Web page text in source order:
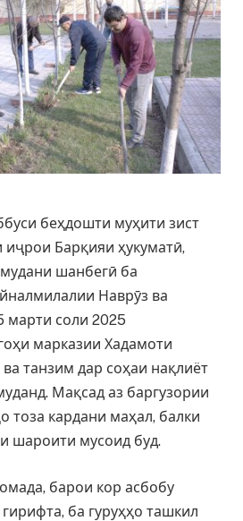
беҳдошти муҳити зист
Барқияи ҳукуматӣ,
шанбегӣ ба
Наврӯз ва
марти соли 2025
марказии Хадамоти
танзим дар соҳаи нақлиёт
Мақсад аз баргузории
тоза кардани маҳал, балки
шароити мусоид буд.
барои кор асбобу
ба гуруҳҳо ташкил